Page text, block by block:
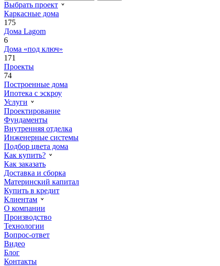
Выбрать проект
Каркасные дома
175
Дома Lagom
6
Дома «под ключ»
171
Проекты
74
Построенные дома
Ипотека с эскроу
Услуги
Проектирование
Фундаменты
Внутренняя отделка
Инженерные системы
Подбор цвета дома
Как купить?
Как заказать
Доставка и сборка
Материнский капитал
Купить в кредит
Клиентам
О компании
Производство
Технологии
Вопрос-ответ
Видео
Блог
Контакты